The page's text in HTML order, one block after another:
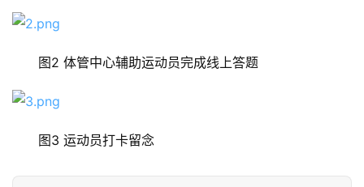
图2 体管中心辅助运动员完成线上答题
图3 运动员打卡留念